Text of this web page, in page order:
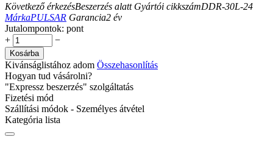
Következő érkezésBeszerzés alatt Gyártói cikkszámDDR-30L-24
MárkaPULSAR Garancia2 év
Jutalompontok: pont
+
−
Kosárba
Kivánságlistához adom Összehasonlítás
Hogyan tud vásárolni?
"Expressz beszerzés" szolgáltatás
Fizetési mód
Szállítási módok - Személyes átvétel
Kategória lista